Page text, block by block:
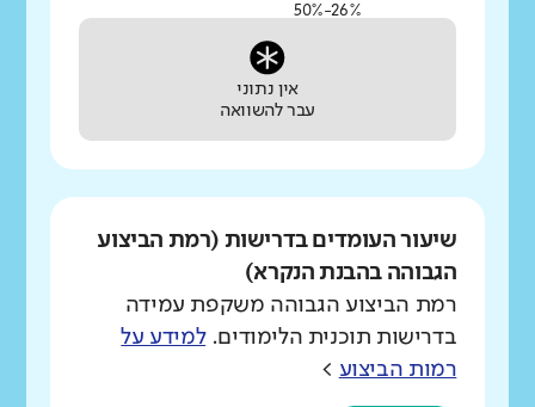
26%-50%
אין נתוני
עבר להשוואה
שיעור העומדים בדרישות (רמת הביצוע
הגבוהה בהבנת הנקרא)
רמת הביצוע הגבוהה משקפת עמידה
בדרישות תוכנית הלימודים.למידע על
רמות הביצוע >